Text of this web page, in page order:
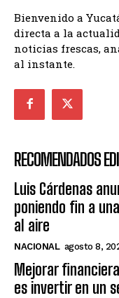
Bienvenido a
directa a la
noticias frescas,
al instante.
RECOMENDADOS
Luis Cárdenas
poniendo fin a
al aire
NACIONAL agosto 8,
Mejorar
es invertir en un